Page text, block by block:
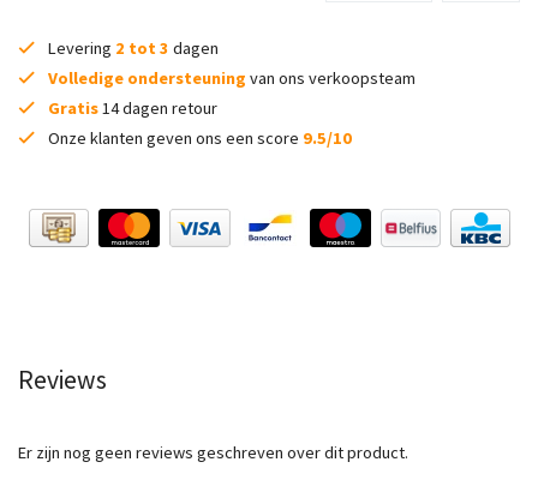
Levering 2 tot 3 dagen
Volledige ondersteuning van ons verkoopsteam
Gratis14 dagen retour
Onze klanten geven ons een score 9.5/10
Reviews
Er zijn nog geen reviews geschreven over dit product.